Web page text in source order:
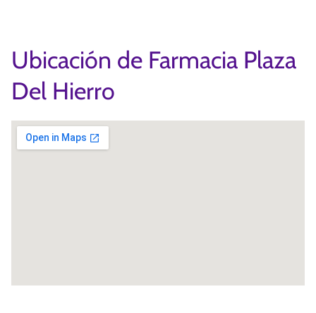
Ubicación de Farmacia Plaza
Del Hierro